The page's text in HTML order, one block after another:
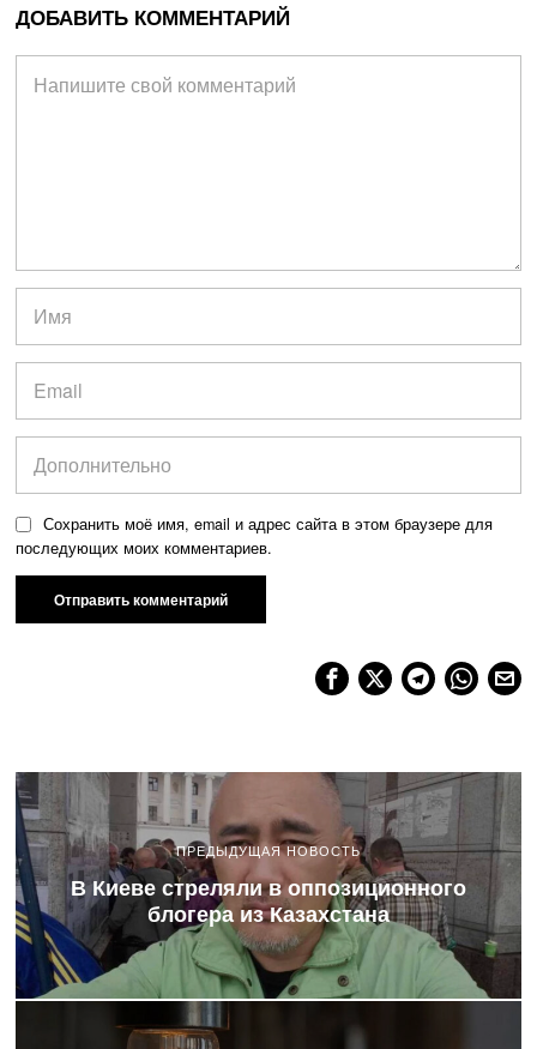
ДОБАВИТЬ КОММЕНТАРИЙ
Сохранить моё имя, email и адрес сайта в этом браузере для
последующих моих комментариев.
ПРЕДЫДУЩАЯ НОВОСТЬ
В Киеве стреляли в оппозиционного
блогера из Казахстана